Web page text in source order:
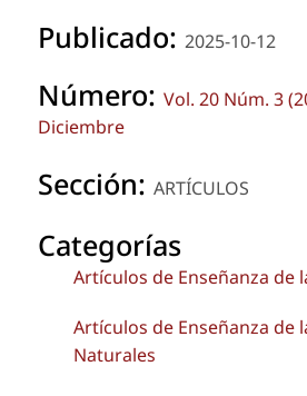
Publicado: 2025-10-12
Número: Vol. 20 Núm. 3
Diciembre
Sección: ARTÍCULOS
Categorías
Artículos de Enseñanza de
Artículos de Enseñanza de
Naturales